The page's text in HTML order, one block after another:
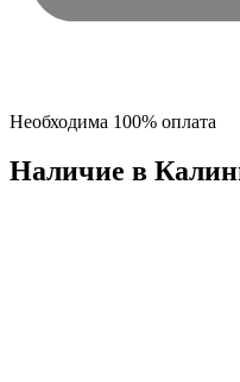
Необходима 100% оплата
Наличие в